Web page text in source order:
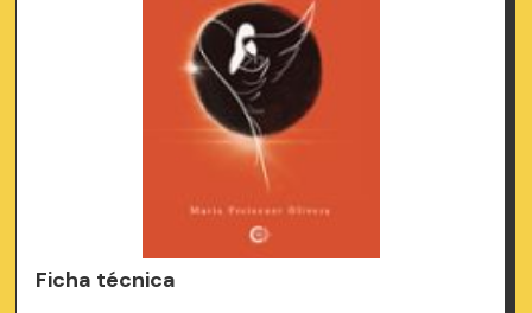
Ficha técnica